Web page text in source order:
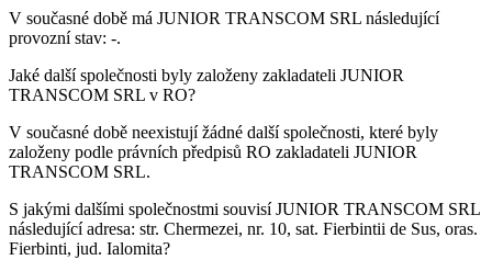
V současné době má JUNIOR TRANSCOM SRL následující
provozní stav: -.
Jaké další společnosti byly založeny zakladateli JUNIOR
TRANSCOM SRL v RO?
V současné době neexistují žádné další společnosti, které byly
založeny podle právních předpisů RO zakladateli JUNIOR
TRANSCOM SRL.
S jakými dalšími společnostmi souvisíJUNIOR TRANSCOM SRL
následující adresa: str. Chermezei, nr. 10, sat. Fierbintii de Sus, oras.
Fierbinti, jud. Ialomita?